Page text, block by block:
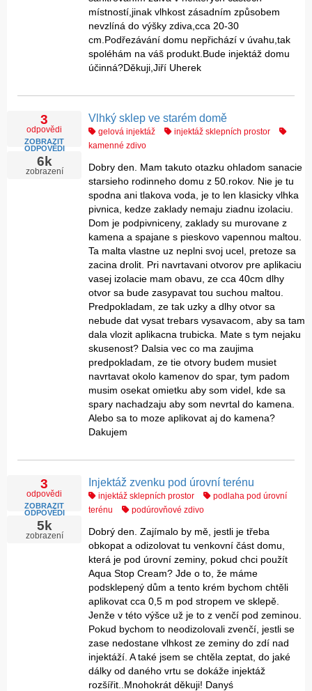
místností,jinak vlhkost zásadním způsobem
nevzlíná do výšky zdiva,cca 20-30
cm.Podřezávání domu nepřichází v úvahu,tak
spoléhám na váš produkt.Bude injektáž domu
účinná?Děkuji,Jiří Uherek
3
odpovědi
ZOBRAZIT
ODPOVĚDI
6k
zobrazení
Vlhký sklep ve starém domě
gelová injektáž
injektáž sklepních prostor
kamenné zdivo
Dobry den. Mam takuto otazku ohladom sanacie
starsieho rodinneho domu z 50.rokov. Nie je tu
spodna ani tlakova voda, je to len klasicky vlhka
pivnica, kedze zaklady nemaju ziadnu izolaciu.
Dom je podpivniceny, zaklady su murovane z
kamena a spajane s pieskovo vapennou maltou.
Ta malta vlastne uz neplni svoj ucel, pretoze sa
zacina drolit. Pri navrtavani otvorov pre aplikaciu
vasej izolacie mam obavu, ze cca 40cm dlhy
otvor sa bude zasypavat tou suchou maltou.
Predpokladam, ze tak uzky a dlhy otvor sa
nebude dat vysat trebars vysavacom, aby sa tam
dala vlozit aplikacna trubicka. Mate s tym nejaku
skusenost? Dalsia vec co ma zaujima
predpokladam, ze tie otvory budem musiet
navrtavat okolo kamenov do spar, tym padom
musim osekat omietku aby som videl, kde sa
spary nachadzaju aby som nevrtal do kamena.
Alebo sa to moze aplikovat aj do kamena?
Dakujem
3
odpovědi
ZOBRAZIT
ODPOVĚDI
5k
zobrazení
Injektáž zvenku pod úrovní terénu
injektáž sklepních prostor
podlaha pod úrovní
terénu
podúrovňové zdivo
Dobrý den. Zajímalo by mě, jestli je třeba
obkopat a odizolovat tu venkovní část domu,
která je pod úrovní zeminy, pokud chci použít
Aqua Stop Cream? Jde o to, že máme
podsklepený dům a tento krém bychom chtěli
aplikovat cca 0,5 m pod stropem ve sklepě.
Jenže v této výšce už je to z venčí pod zeminou.
Pokud bychom to neodizolovali zvenčí, jestli se
zase nedostane vlhkost ze zeminy do zdí nad
injektáží. A také jsem se chtěla zeptat, do jaké
dálky od daného vrtu se dokáže injektáž
rozšířit..Mnohokrát děkuji! Danyś